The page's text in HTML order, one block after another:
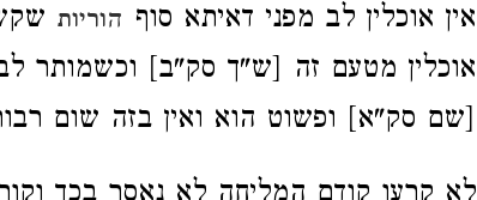
אין אוכלין לב מפני דאיתא סוף הוריות
אוכלין מטעם זה [ש"ך סק"ב] וכשמותר
[שם סק"א] ופשוט הוא ואין בזה שום